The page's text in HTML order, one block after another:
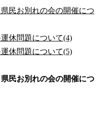
お別れの会の開催につ
休問題について(4)
休問題について(5)
お別れの会の開催につ